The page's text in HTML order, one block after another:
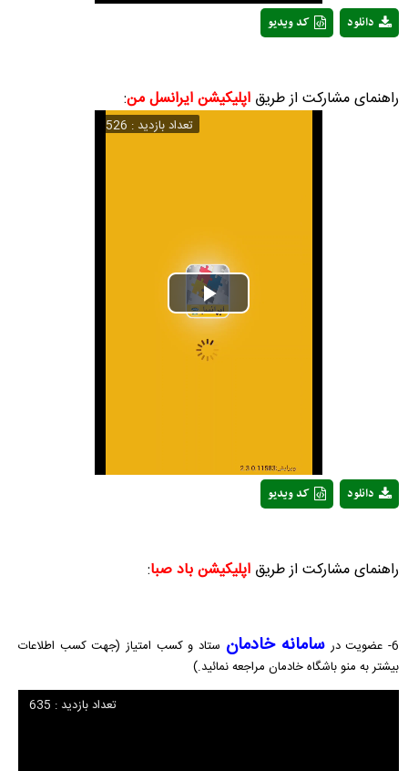
کد ویدیو دانلود
راهنمای مشارکت از طریق اپلیکیشن ایرانسل من:
Play
Video
تعداد بازدید : 526
کد ویدیو دانلود
راهنمای مشارکت از طریق اپلیکیشن باد صبا:
6- عضویت در سامانه خادمان ستاد و کسب امتیاز (جهت کسب اطلاعات
بیشتر به منو باشگاه خادمان مراجعه نمائید.)
تعداد بازدید : 635